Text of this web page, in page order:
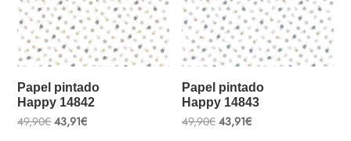
Papel pintado
Happy 14842
49,90€El
precio
43,91€El
Papel pintado
Happy 14843
49,90€ El
precio
43,91€El